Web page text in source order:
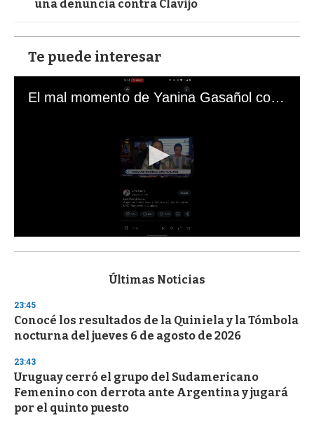
una denuncia contra Clavijo
Te puede interesar
El mal momento de Yanina Gasañol con un hincha argentino en "Subrayado"
s
d
s
o
f
3
s
e
c
o
Últimas Noticias
23:45
Conocé los resultados de la Quiniela y la Tómbola
nocturna del jueves 6 de agosto de 2026
23:43
Uruguay cerró el grupo del Sudamericano
Femenino con derrota ante Argentina y jugará
por el quinto puesto